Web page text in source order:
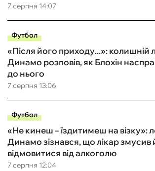
7 серпня 14:07
Футбол
7 серпня 13:06
«Після його приходу...»: колишній
Динамо розповів, як Блохін
до нього
Футбол
7 серпня 12:04
«Не кинеш – їздитимеш на візку»:
Динамо зізнався, що лікар змусив
відмовитися від алкоголю